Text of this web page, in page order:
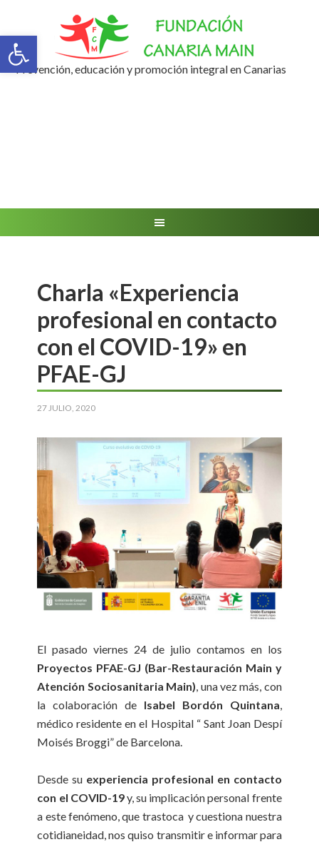
Abrir barra de herramientas
Prevención, educación y promoción integral en Canarias
Charla «Experiencia
profesional en contacto
con el COVID-19» en
PFAE-GJ
27 JULIO, 2020
El pasado viernes 24 de julio contamos en los
Proyectos PFAE-GJ (Bar-Restauración Main y
Atención Sociosanitaria Main) , una vez más, con
la colaboración de Isabel Bordón Quintana
médico residente en el Hospital “ Sant Joan Despí
Moisés Broggi” de Barcelona.
Desde su experiencia profesional en contacto
con el COVID-19y, su implicación personal frente
a este fenómeno, que trastoca y cuestiona nuestra
cotidianeidad, nos quiso transmitir e informar para